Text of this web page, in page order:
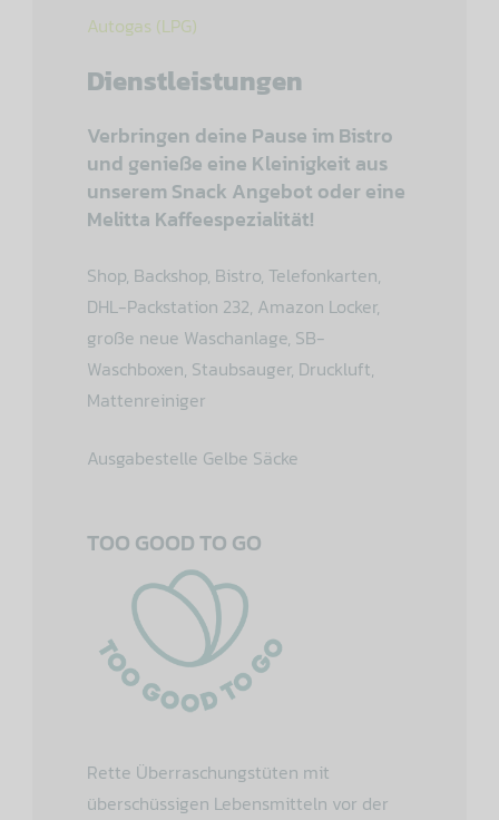
Autogas (LPG)
Dienstleistungen
Verbringen deine Pause im Bistro
und genieße eine Kleinigkeit aus
unserem Snack Angebot oder eine
Melitta Kaffeespezialität!
Shop, Backshop, Bistro, Telefonkarten,
DHL-Packstation 232, Amazon Locker,
große neue Waschanlage, SB-
Waschboxen, Staubsauger, Druckluft,
Mattenreiniger
Ausgabestelle Gelbe Säcke
TOO GOOD TO GO
Rette Überraschungstüten mit
überschüssigen Lebensmitteln vor der